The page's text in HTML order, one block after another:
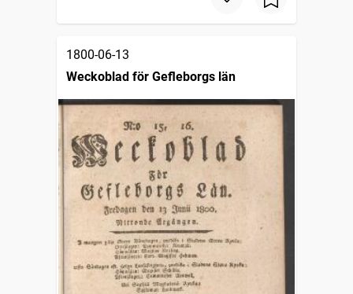
1800-06-13
Weckoblad för Gefleborgs län